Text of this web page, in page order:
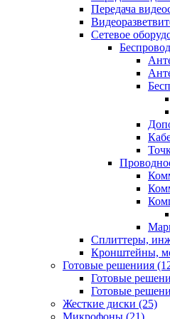
Передача
Сетевое
Сплиттеры,
Кронштейны,
Готовые решениия
Готовые
Готовые
Жесткие диски (25)
Микрофоны (21)